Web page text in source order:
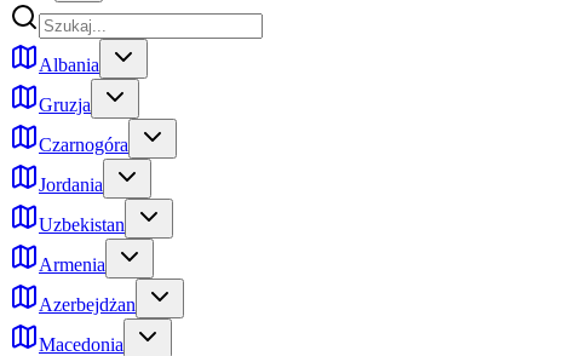
Albania
Gruzja
Czarnogóra
Jordania
Uzbekistan
Armenia
Azerbejdżan
Macedonia